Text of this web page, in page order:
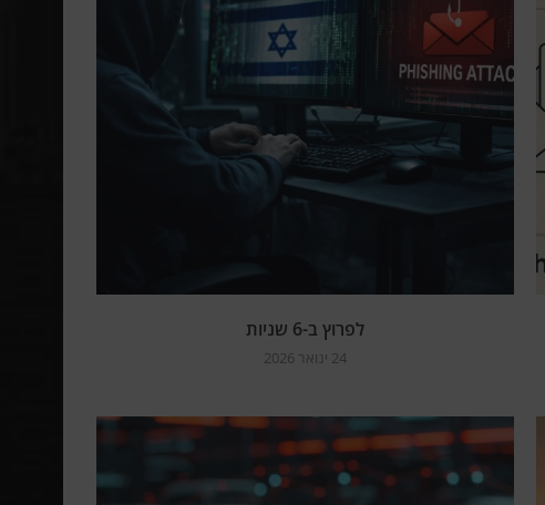
לפרוץ ב-6 שניות
24 ינואר 2026